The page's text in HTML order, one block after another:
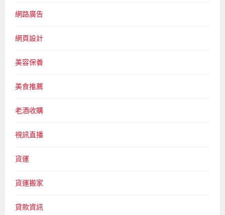
網路廣告
網頁設計
美容保養
美食推薦
老酒收購
視訊直播
貨運
貨運搬家
貸款資訊